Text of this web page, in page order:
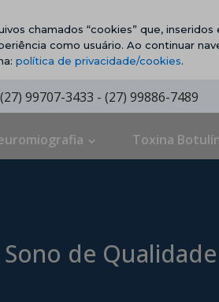
chamados “cookies” que,
como usuário. Ao continuar
política de privacidade/cookies.
99707-3433 - (27) 99886-7489
Toxina
de